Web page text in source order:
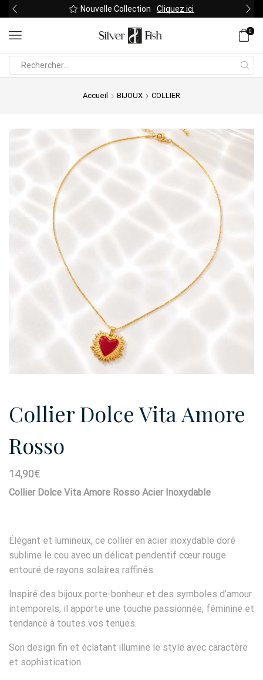
Nouvelle Collection Cliquez ici
0
Accueil BIJOUX COLLIER
Collier Dolce Vita Amore
Rosso
14,90€
Collier Dolce Vita Amore Rosso Acier Inoxydable
Élégant et lumineux, ce collier en acier inoxydable doré
sublime le cou avec un délicat pendentif cœur rouge
entouré de rayons solaires raffinés.
Inspiré des bijoux porte-bonheur et des symboles d’amour
intemporels, il apporte une touche passionnée, féminine et
tendance à toutes vos tenues.
Son design fin et éclatant illumine le style avec caractère
et sophistication.